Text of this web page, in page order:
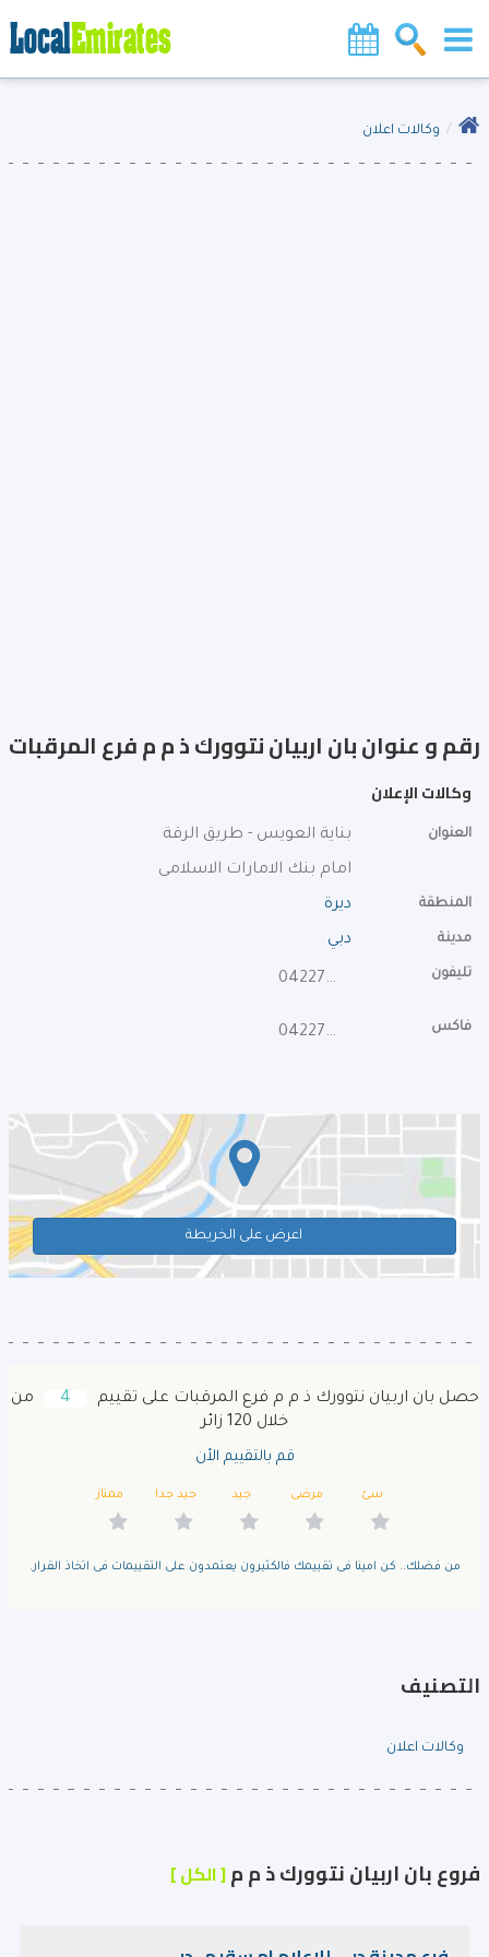
وكالات اعلان
رقم و عنوان بان اربيان نتوورك ذ م م فرع المرقبات
وكالات الإعلان
العنوان
بناية العويس - طريق الرقة
امام بنك الامارات الاسلامى
المنطقة ديرة
مدينة دبي
تليفون 042275755
فاكس 042270788
اعرض على الخريطة
حصل بان اربيان نتوورك ذ م م فرع المرقبات على تقييم 4
من
خلال 120 زائر
قم بالتقييم الأن
سئ مرضى جيد جيد جدا ممتاز
من فضلك.. كن امينا فى تقييمك فالكثيرون يعتمدون على التقييمات فى اتخاذ القرار.
التصنيف
وكالات اعلان
فروع بان اربيان نتوورك ذ م م[ الكل ]